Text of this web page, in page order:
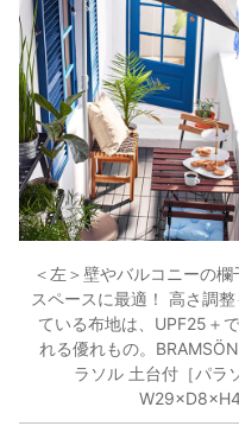
＜左＞壁やバルコニーの
スペースに最適！ 高さ調
ている布地は、UPF25＋
れる優れもの。
ラソル 土台付［パラ